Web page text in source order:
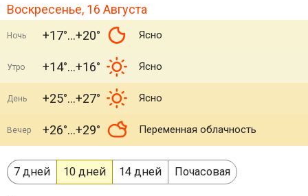
Воскресенье, 16 Августа
Ночь +17° +20° Ясно
Утро +14° +16° Ясно
День +25° +27° Ясно
Вечер +26° +29° Переменная облачность
7 дней 10 дней 14 дней Почасовая